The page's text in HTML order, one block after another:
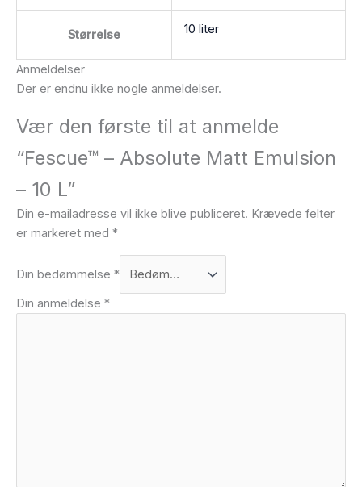
Størrelse 10 liter
Anmeldelser
Der er endnu ikke nogle anmeldelser.
Vær den første til at anmelde
“Fescue™ – Absolute Matt Emulsion
– 10 L”
Din e-mailadresse vil ikke blive publiceret. Krævede felter
er markeret med *
Din bedømmelse *
Din anmeldelse *